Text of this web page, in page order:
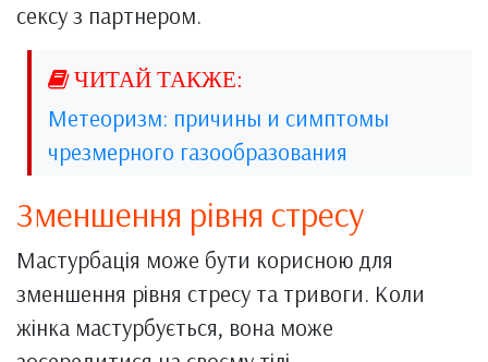
сексу з партнером.
Метеоризм: причины и симптомы
чрезмерного газообразования
Зменшення рівня стресу
Мастурбація може бути корисною для
зменшення рівня стресу та тривоги. Коли
жінка мастурбується, вона може